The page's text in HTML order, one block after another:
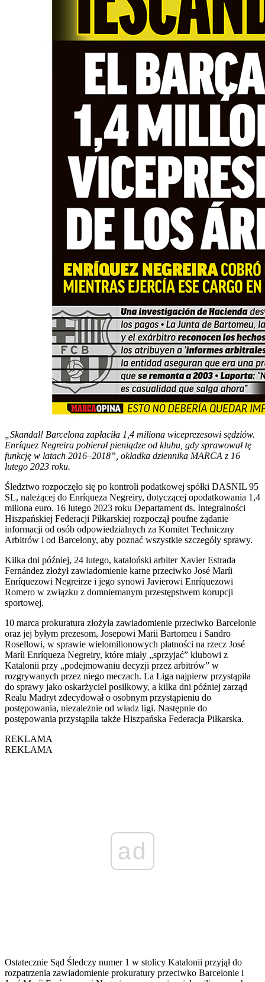
„Skandal! Barcelona zapłaciła 1,4 miliona wiceprezesowi sędziów.
Enríquez Negreira pobierał pieniądze od klubu, gdy sprawował tę
funkcję w latach 2016–2018”, okładka dziennika MARCA z 16
lutego 2023 roku.
Śledztwo rozpoczęło się po kontroli podatkowej spółki DASNIL 95
SL, należącej do Enríqueza Negreiry, dotyczącej opodatkowania 1,4
miliona euro. 16 lutego 2023 roku Departament ds. Integralności
Hiszpańskiej Federacji Piłkarskiej rozpoczął poufne żądanie
informacji od osób odpowiedzialnych za Komitet Techniczny
Arbitrów i od Barcelony, aby poznać wszystkie szczegóły sprawy.
Kilka dni później, 24 lutego, kataloński arbiter Xavier Estrada
Fernández złożył zawiadomienie karne przeciwko José Maríi
Enríquezowi Negreirze i jego synowi Javierowi Enríquezowi
Romero w związku z domniemanym przestępstwem korupcji
sportowej.
10 marca prokuratura złożyła zawiadomienie przeciwko Barcelonie
oraz jej byłym prezesom, Josepowi Marii Bartomeu i Sandro
Rosellowi, w sprawie wielomilionowych płatności na rzecz José
Maríi Enríqueza Negreiry, które miały „sprzyjać” klubowi z
Katalonii przy „podejmowaniu decyzji przez arbitrów” w
rozgrywanych przez niego meczach. La Liga najpierw przystąpiła
do sprawy jako oskarżyciel posiłkowy, a kilka dni później zarząd
Realu Madryt zdecydował o osobnym przystąpieniu do
postępowania, niezależnie od władz ligi. Następnie do
postępowania przystąpiła także Hiszpańska Federacja Piłkarska.
REKLAMA
REKLAMA
ad
Ostatecznie Sąd Śledczy numer 1 w stolicy Katalonii przyjął do
rozpatrzenia zawiadomienie prokuratury przeciwko Barcelonie i